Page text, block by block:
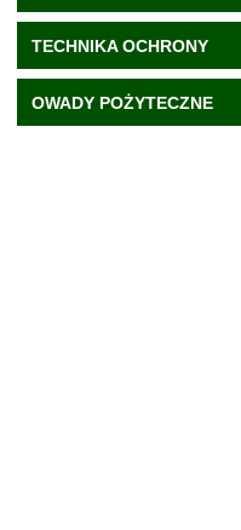
TECHNIKA OCHRONY
OWADY POŻYTECZNE